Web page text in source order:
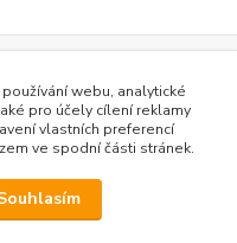
467 274
webu, analytické
pro účely cílení reklamy
vlastních preferencí
ve spodní části stránek.